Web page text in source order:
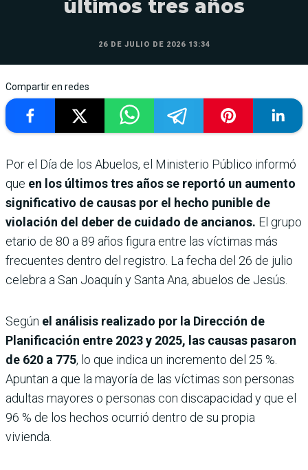
últimos tres años
26 DE JULIO DE 2026 13:34
Compartir en redes
Por el Día de los Abuelos, el Ministerio Público informó
que en los últimos tres años se reportó un aumento
significativo de causas por el hecho punible de
violación del deber de cuidado de ancianos. El grupo
etario de 80 a 89 años figura entre las víctimas más
frecuentes dentro del registro. La fecha del 26 de julio
celebra a San Joaquín y Santa Ana, abuelos de Jesús.
Según el análisis realizado por la Dirección de
Planificación entre 2023 y 2025, las causas pasaron
de 620 a 775, lo que indica un incremento del 25 %.
Apuntan a que la mayoría de las víctimas son personas
adultas mayores o personas con discapacidad y que el
96 % de los hechos ocurrió dentro de su propia
vivienda.